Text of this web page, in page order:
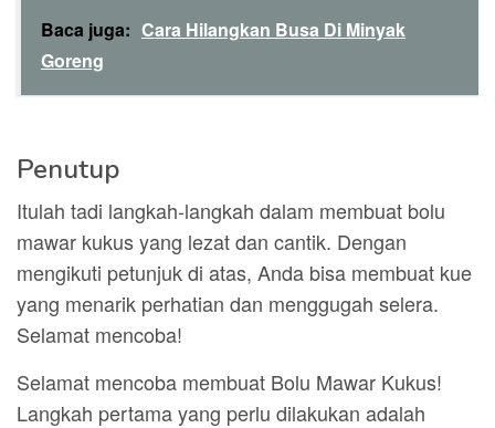
Baca juga: Cara Hilangkan Busa Di Minyak
Goreng
Penutup
Itulah tadi langkah-langkah dalam membuat bolu
mawar kukus yang lezat dan cantik. Dengan
mengikuti petunjuk di atas, Anda bisa membuat kue
yang menarik perhatian dan menggugah selera.
Selamat mencoba!
Selamat mencoba membuat Bolu Mawar Kukus!
Langkah pertama yang perlu dilakukan adalah